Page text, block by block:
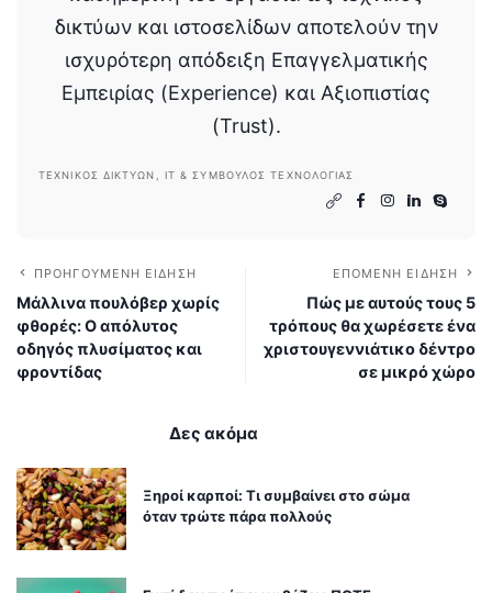
δικτύων και ιστοσελίδων αποτελούν την
ισχυρότερη απόδειξη Επαγγελματικής
Εμπειρίας (Experience) και Αξιοπιστίας
(Trust).
ΤΕΧΝΙΚΌΣ ΔΙΚΤΎΩΝ, IT & ΣΎΜΒΟΥΛΟΣ ΤΕΧΝΟΛΟΓΊΑΣ
ΠΡΟΗΓΟΎΜΕΝΗ ΕΊΔΗΣΗ
Μάλλινα πουλόβερ χωρίς
φθορές: Ο απόλυτος
οδηγός πλυσίματος και
φροντίδας
ΕΠΌΜΕΝΗ ΕΊΔΗΣΗ
Πώς με αυτούς τους 5
τρόπους θα χωρέσετε ένα
χριστουγεννιάτικο δέντρο
σε μικρό χώρο
Δες ακόμα
Ξηροί καρποί: Τι συμβαίνει στο σώμα
όταν τρώτε πάρα πολλούς